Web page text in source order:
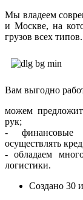
Мы владеем
и Москве, на
грузов всех типов.
Вам выгодно
можем
рук;
- финансовые
осуществлять
- обладаем
логистики.
Создано 30